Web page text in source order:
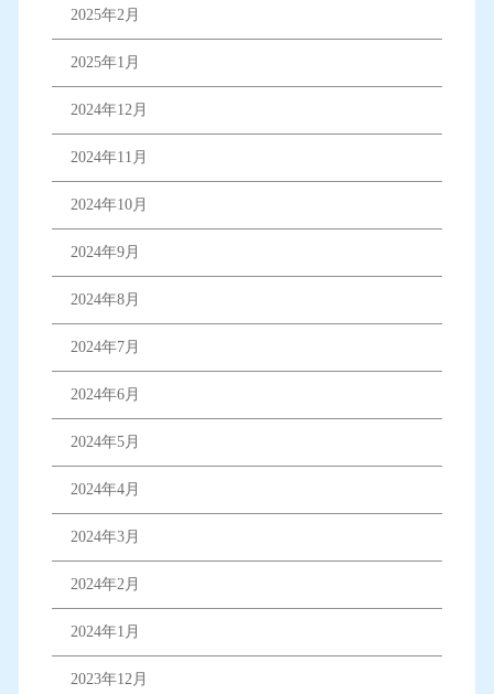
2025年2月
2025年1月
2024年12月
2024年11月
2024年10月
2024年9月
2024年8月
2024年7月
2024年6月
2024年5月
2024年4月
2024年3月
2024年2月
2024年1月
2023年12月